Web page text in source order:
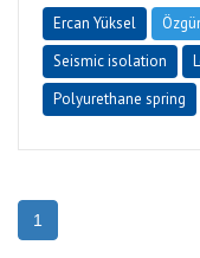
Ercan Yüksel
Seismic isolation
Polyurethane spring
1